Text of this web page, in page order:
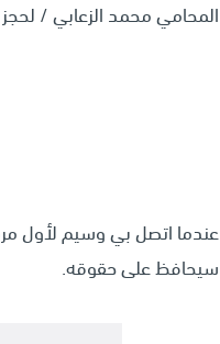
المحامي محمد الزعابي / لحجز
عندما اتصل بي وسيم لأول
سيحافظ على حقوقه.